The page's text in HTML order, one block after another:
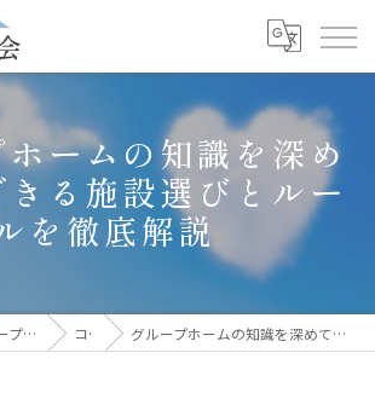
ームの知識を深め
る施設選びとルー
を徹底解説
名古屋市のグループホームなら株式会社九年会 コラム グループホームの知識を深めて安心できる施設選びとルールを徹底解説